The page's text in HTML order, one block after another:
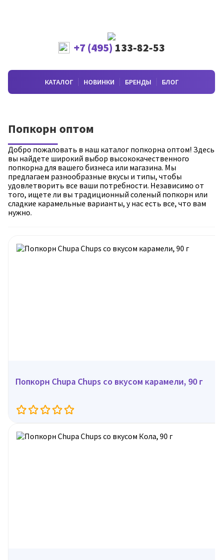
+7 (495) 133-82-53
КАТАЛОГ НОВИНКИ БРЕНДЫ БЛОГ
Попкорн оптом
Добро пожаловать в наш каталог попкорна оптом! Здесь
вы найдете широкий выбор высококачественного
попкорна для вашего бизнеса или магазина. Мы
предлагаем разнообразные вкусы и типы, чтобы
удовлетворить все ваши потребности. Независимо от
того, ищете ли вы традиционный соленый попкорн или
сладкие карамельные варианты, у нас есть все, что вам
нужно.
Попкорн Chupa Chups со вкусом карамели, 90 г